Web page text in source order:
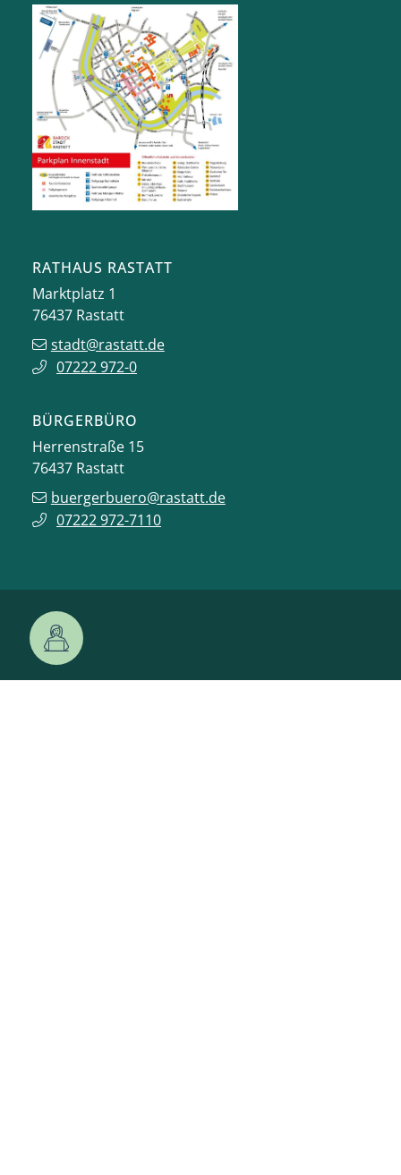
RATHAUS RASTATT
Marktplatz 1
76437 Rastatt
stadt@rastatt.de
07222 972-0
BÜRGERBÜRO
Herrenstraße 15
76437 Rastatt
buergerbuero@rastatt.de
07222 972-7110